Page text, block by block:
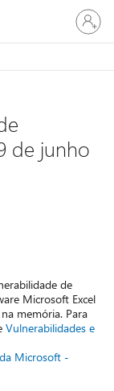
Entre
em
sua
de junho
de
Microsoft Excel
memória. Para
Vulnerabilidades e
Microsoft -